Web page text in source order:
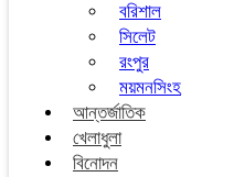
বরিশাল
সিলেট
রংপুর
ময়মনসিংহ
আন্তর্জাতিক
খেলাধুলা
বিনোদন